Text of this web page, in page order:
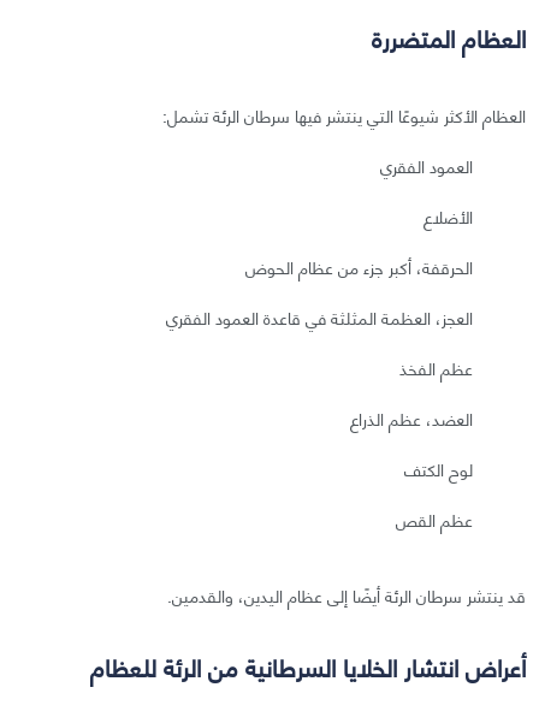
العظام المتضررة
العظام الأكثر شيوعًا التي ينتشر فيها سرطان الرئة تشمل:
العمود الفقري
الأضلاع
الحرقفة، أكبر جزء من عظام الحوض
العجز، العظمة المثلثة في قاعدة العمود الفقري
عظم الفخذ
العضد، عظم الذراع
لوح الكتف
عظم القص
قد ينتشر سرطان الرئة أيضًا إلى عظام اليدين، والقدمين.
أعراض انتشار الخلايا السرطانية من الرئة للعظام